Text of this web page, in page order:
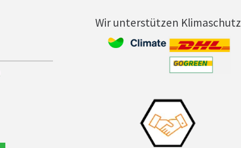
Wir unterstützen Klimaschutz